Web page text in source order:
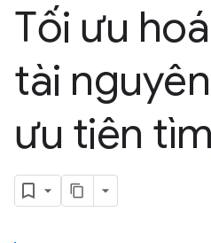
Tối ưu
tài
ưu tiên